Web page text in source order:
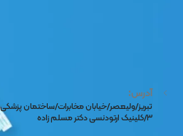
آدرس:
تبریز/ولیعصر/خیابان مخابرات/ساختمان
۳/کلینیک ارتودنسی دکتر مسلم زاده